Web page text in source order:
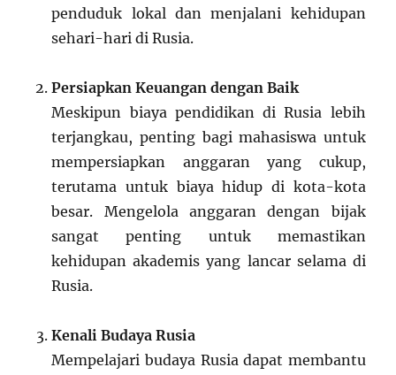
penduduk lokal dan menjalani kehidupan
sehari-hari di Rusia.
Persiapkan Keuangan dengan Baik
Meskipun biaya pendidikan di Rusia lebih
terjangkau, penting bagi mahasiswa untuk
mempersiapkan anggaran yang cukup,
terutama untuk biaya hidup di kota-kota
besar. Mengelola anggaran dengan bijak
sangat penting untuk memastikan
kehidupan akademis yang lancar selama di
Rusia.
Kenali Budaya Rusia
Mempelajari budaya Rusia dapat membantu